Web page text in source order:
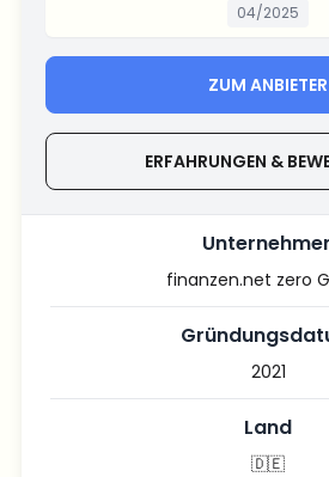
04/2025
ZUM ANBIETER
ERFAHRUNGEN &
finanzen.net zero
2021
Land
🇩🇪